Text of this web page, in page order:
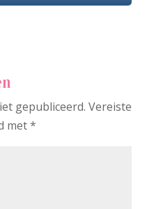
gepubliceerd. Vereiste
met*